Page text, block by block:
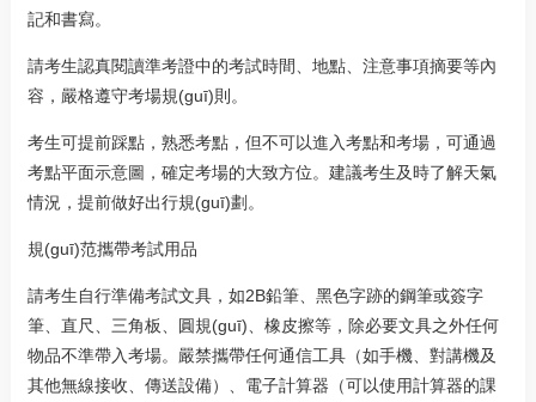
記和書寫。
請考生認真閱讀準考證中的考試時間、地點、注意事項摘要等內
容，嚴格遵守考場規(guī)則。
考生可提前踩點，熟悉考點，但不可以進入考點和考場，可通過
考點平面示意圖，確定考場的大致方位。建議考生及時了解天氣
情況，提前做好出行規(guī)劃。
規(guī)范攜帶考試用品
請考生自行準備考試文具，如2B鉛筆、黑色字跡的鋼筆或簽字
筆、直尺、三角板、圓規(guī)、橡皮擦等，除必要文具之外任何
物品不準帶入考場。嚴禁攜帶任何通信工具（如手機、對講機及
其他無線接收、傳送設備）、電子計算器（可以使用計算器的課